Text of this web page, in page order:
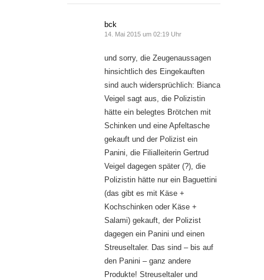
bck
14. Mai 2015 um 02:19 Uhr
und sorry, die Zeugenaussagen
hinsichtlich des Eingekauften
sind auch widersprüchlich: Bianca
Veigel sagt aus, die Polizistin
hätte ein belegtes Brötchen mit
Schinken und eine Apfeltasche
gekauft und der Polizist ein
Panini, die Filialleiterin Gertrud
Veigel dagegen später (?), die
Polizistin hätte nur ein Baguettini
(das gibt es mit Käse +
Kochschinken oder Käse +
Salami) gekauft, der Polizist
dagegen ein Panini und einen
Streuseltaler. Das sind – bis auf
den Panini – ganz andere
Produkte! Streuseltaler und